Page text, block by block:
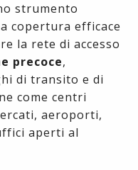
strumento
copertura efficace
la rete di accesso
precoce,
di transito e di
come centri
aeroporti,
aperti al